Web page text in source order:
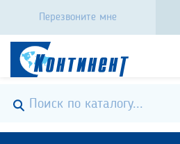
Перезвоните мне